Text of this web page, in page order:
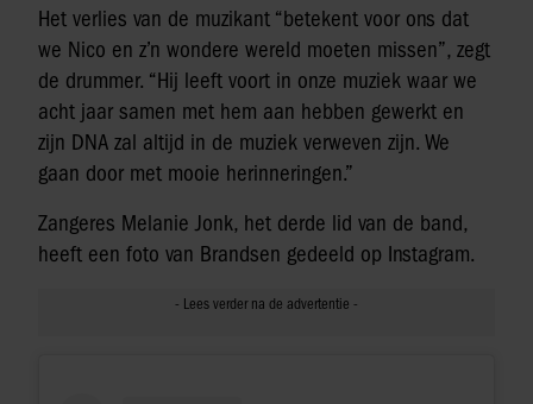
Het verlies van de muzikant “betekent voor ons dat
we Nico en z’n wondere wereld moeten missen”, zegt
de drummer. “Hij leeft voort in onze muziek waar we
acht jaar samen met hem aan hebben gewerkt en
zijn DNA zal altijd in de muziek verweven zijn. We
gaan door met mooie herinneringen.”
Zangeres Melanie Jonk, het derde lid van de band,
heeft een foto van Brandsen gedeeld op Instagram.